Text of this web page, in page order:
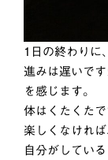
1日の終わりに
進みは遅いで
を感じます。
体はくたくた
楽しくなけれ
自分がしてい